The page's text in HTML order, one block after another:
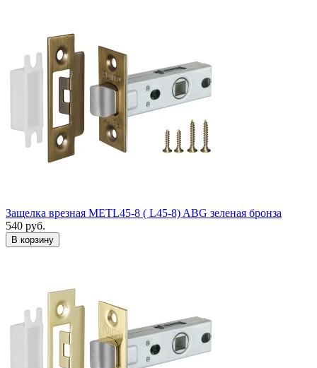
Защелка врезная METL45-8 ( L45-8) ABG зеленая бронза
540 руб.